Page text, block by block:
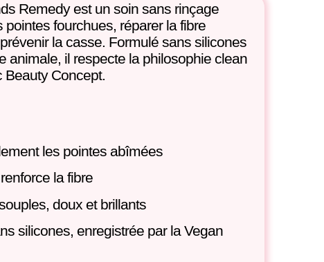
Remedyest un soin sans rinçage
pointes fourchues, réparer la fibre
prévenir la casse. Formulé sans silicones
animale, il respecte la philosophie clean
Beauty Concept.
les pointes abîmées
la fibre
doux et brillants
silicones, enregistrée par laVegan